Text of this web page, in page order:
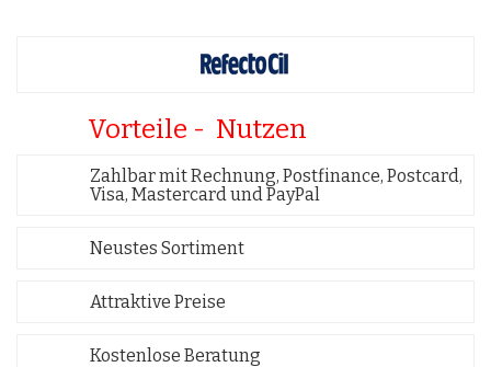
Vorteile - Nutzen
Zahlbar mit Rechnung, Postfinance, Postcard,
Visa, Mastercard und PayPal
Neustes Sortiment
Attraktive Preise
Kostenlose Beratung